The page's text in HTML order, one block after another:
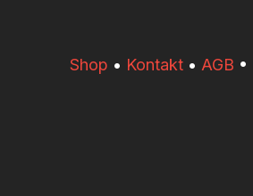
​​Shop • Kontakt• AGB •